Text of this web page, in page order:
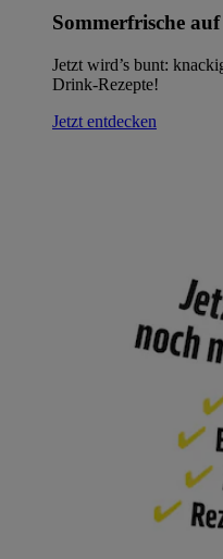
Sommerfrische
Jetzt wird’s bunt:
Drink-Rezepte!
Jetzt entdecken